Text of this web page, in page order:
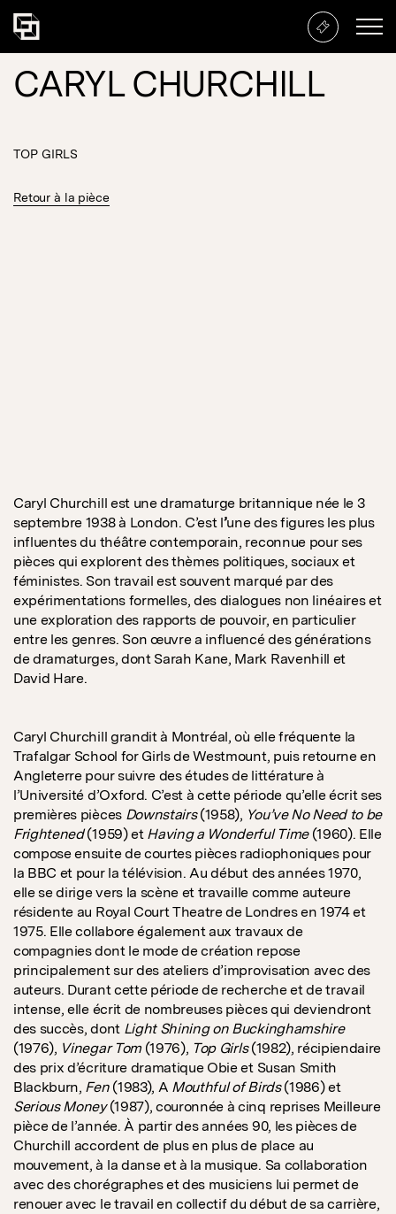
CARYL CHURCHILL
TOP GIRLS
Retour à la pièce
Caryl Churchill est une dramaturge britannique née le 3
septembre 1938 à London. C’est l’une des figures les plus
influentes du théâtre contemporain, reconnue pour ses
pièces qui explorent des thèmes politiques, sociaux et
féministes. Son travail est souvent marqué par des
expérimentations formelles, des dialogues non linéaires et
une exploration des rapports de pouvoir, en particulier
entre les genres. Son œuvre a influencé des générations
de dramaturges, dont Sarah Kane, Mark Ravenhill et
David Hare.
Caryl Churchill grandit à Montréal, où elle fréquente la
Trafalgar School for Girls de Westmount, puis retourne en
Angleterre pour suivre des études de littérature à
l’Université d’Oxford. C’est à cette période qu’elle écrit ses
premières pièces Downstairs(1958), You’ve No Need to be
Frightened(1959) et Having a Wonderful Time(1960). Elle
compose ensuite de courtes pièces radiophoniques pour
la BBC et pour la télévision. Au début des années 1970,
elle se dirige vers la scène et travaille comme auteure
résidente au Royal Court Theatre de Londres en 1974 et
1975. Elle collabore également aux travaux de
compagnies dont le mode de création repose
principalement sur des ateliers d’improvisation avec des
auteurs. Durant cette période de recherche et de travail
intense, elle écrit de nombreuses pièces qui deviendront
des succès, dont Light Shining on Buckinghamshire
(1976), Vinegar Tom (1976), Top Girls(1982), récipiendaire
des prix d’écriture dramatique Obie et Susan Smith
Blackburn, Fen(1983), A Mouthful of Birds(1986) et
Serious Money(1987), couronnée à cinq reprises Meilleure
pièce de l’année. À partir des années 90, les pièces de
Churchill accordent de plus en plus de place au
mouvement, à la danse et à la musique. Sa collaboration
avec des chorégraphes et des musiciens lui permet de
renouer avec le travail en collectif du début de sa carrière,